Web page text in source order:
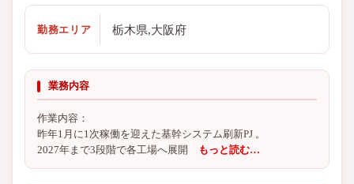
勤務エリア 栃木県,大阪府
業務内容
作業内容：
昨年1月に1次稼働を迎えた基幹システム刷新PJ 。
2027年まで3段階で各工場へ展開
もっと読む…